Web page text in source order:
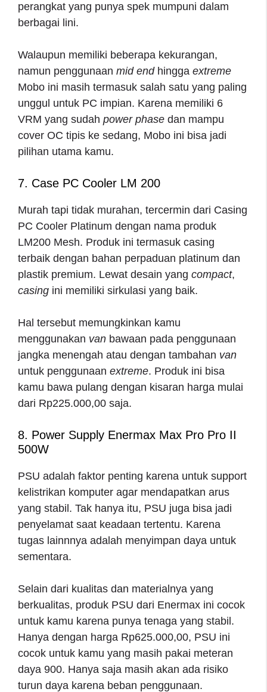
perangkat yang punya spek mumpuni dalam
berbagai lini.
Walaupun memiliki beberapa kekurangan,
namun penggunaan mid end hingga extreme
Mobo ini masih termasuk salah satu yang paling
unggul untuk PC impian. Karena memiliki 6
VRM yang sudah power phase dan mampu
cover OC tipis ke sedang, Mobo ini bisa jadi
pilihan utama kamu.
7. Case PC Cooler LM 200
Murah tapi tidak murahan, tercermin dari Casing
PC Cooler Platinum dengan nama produk
LM200 Mesh. Produk ini termasuk casing
terbaik dengan bahan perpaduan platinum dan
plastik premium. Lewat desain yang compact,
casing ini memiliki sirkulasi yang baik.
Hal tersebut memungkinkan kamu
menggunakan van bawaan pada penggunaan
jangka menengah atau dengan tambahan van
untuk penggunaan extreme. Produk ini bisa
kamu bawa pulang dengan kisaran harga mulai
dari Rp225.000,00 saja.
8. Power Supply Enermax Max Pro Pro II
500W
PSU adalah faktor penting karena untuk support
kelistrikan komputer agar mendapatkan arus
yang stabil. Tak hanya itu, PSU juga bisa jadi
penyelamat saat keadaan tertentu. Karena
tugas lainnnya adalah menyimpan daya untuk
sementara.
Selain dari kualitas dan materialnya yang
berkualitas, produk PSU dari Enermax ini cocok
untuk kamu karena punya tenaga yang stabil.
Hanya dengan harga Rp625.000,00, PSU ini
cocok untuk kamu yang masih pakai meteran
daya 900. Hanya saja masih akan ada risiko
turun daya karena beban penggunaan.